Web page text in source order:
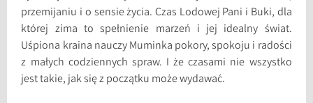
przemijaniu i o sensie życia. Czas Lodowej Pani i Buki, dla
której zima to spełnienie marzeń i jej idealny świat.
Uśpiona kraina nauczy Muminka pokory, spokoju i radości
z małych codziennych spraw. I że czasami nie wszystko
jest takie, jak się z początku może wydawać.